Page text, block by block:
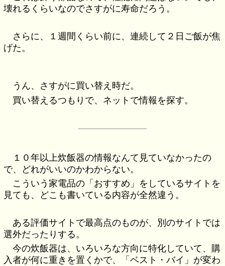
壊れるくらいなのでさすがに寿命だろう。
さらに、１週間くらい前に、連続して２日ご飯が焦
げた。
うん、さすがに買い替え時だ。
買い替えるつもりで、ネットで情報を探す。
１０年以上炊飯器の情報なんて見ていなかったの
で、どれがいいのかわからない。
こういう家電品の「おすすめ」をしているサイトを
見ても、どこも書いている内容が全然違う。
ある評価サイトで最高点のものが、別のサイトでは
選外だったりする。
今の炊飯器は、いろいろな方向に特化していて、購
入者が何に重きを置くかで、「ベスト・バイ」が変わ